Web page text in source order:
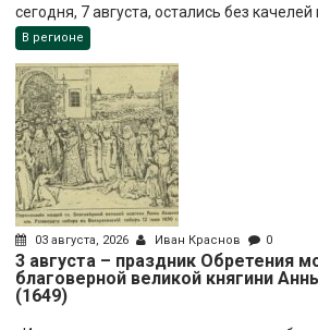
сегодня, 7 августа, остались без качелей
В регионе
03 августа, 2026 Иван Краснов 0
3 августа – праздник Обретения
благоверной великой княгини
(1649)